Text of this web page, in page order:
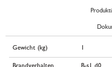
Gewicht (kg) 1